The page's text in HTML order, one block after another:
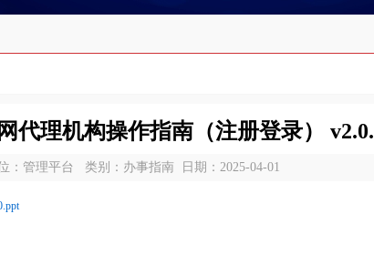
代理机构操作指南（注册登录） v2.0.
：管理平台 类别：办事指南 日期：2025-04-01